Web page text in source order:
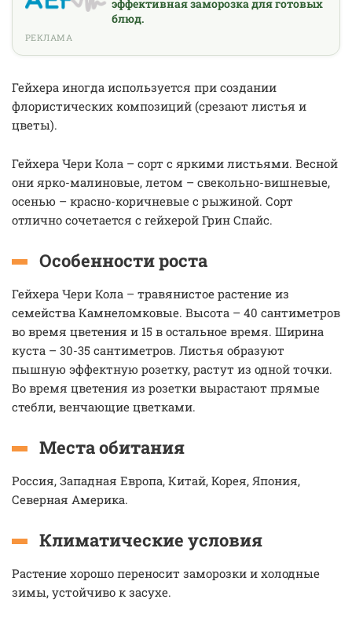
эффективная заморозка для готовых
блюд.
РЕКЛАМА
Гейхера иногда используется при создании
флористических композиций (срезают листья и
цветы).
Гейхера Чери Кола – сорт с яркими листьями. Весной
они ярко-малиновые, летом – свекольно-вишневые,
осенью – красно-коричневые с рыжиной. Сорт
отлично сочетается с гейхерой Грин Спайс.
Особенности роста
Гейхера Чери Кола – травянистое растение из
семейства Камнеломковые. Высота – 40 сантиметров
во время цветения и 15 в остальное время. Ширина
куста – 30-35 сантиметров. Листья образуют
пышную эффектную розетку, растут из одной точки.
Во время цветения из розетки вырастают прямые
стебли, венчающие цветками.
Места обитания
Россия, Западная Европа, Китай, Корея, Япония,
Северная Америка.
Климатические условия
Растение хорошо переносит заморозки и холодные
зимы, устойчиво к засухе.